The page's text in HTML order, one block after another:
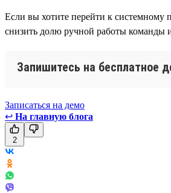
Если вы хотите перейти к системному
снизить долю ручной работы команды
Запишитесь на бесплатное
Записаться на демо
↩ На главную блога
2